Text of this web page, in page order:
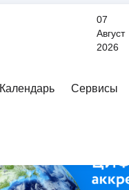
07
Август
2026
Календарь Сервисы